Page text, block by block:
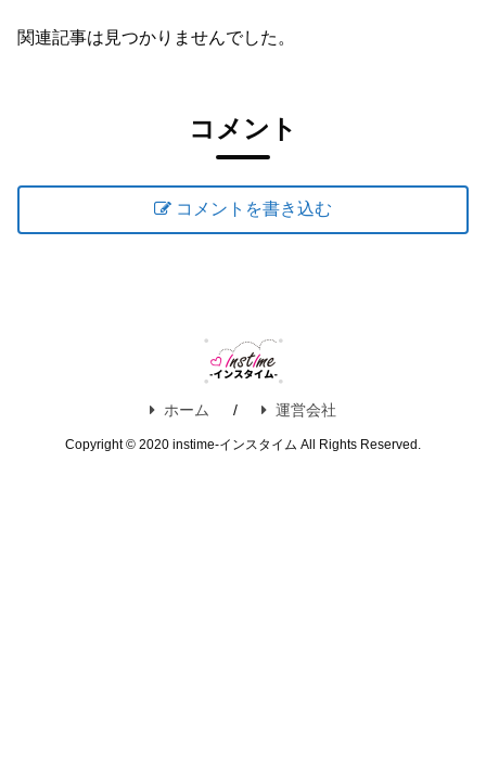
関連記事は見つかりませんでした。
コメント
コメントを書き込む
ホーム 運営会社
Copyright © 2020 instime-インスタイム All Rights Reserved.